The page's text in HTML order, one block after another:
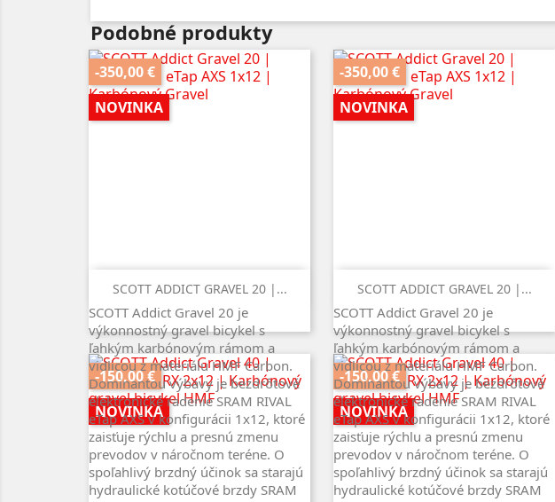
Podobné produkty
-350,00 €
NOVINKA
Rýchly náhľad
SCOTT ADDICT GRAVEL 20 |...
SCOTT Addict Gravel 20 je
výkonnostný gravel bicykel s
ľahkým karbónovým rámom a
vidlicou z materiálu HMF Carbon.
Dominantou výbavy je bezdrôtové
elektronické radenie SRAM RIVAL
eTap AXS v konfigurácii 1x12, ktoré
zaisťuje rýchlu a presnú zmenu
prevodov v náročnom teréne. O
spoľahlivý brzdný účinok sa starajú
hydraulické kotúčové brzdy SRAM
-350,00 €
NOVINKA
Rýchly náhľad
SCOTT ADDICT GRAVEL 20 |...
SCOTT Addict Gravel 20 je
výkonnostný gravel bicykel s
ľahkým karbónovým rámom a
vidlicou z materiálu HMF Carbon.
Dominantou výbavy je bezdrôtové
elektronické radenie SRAM RIVAL
eTap AXS v konfigurácii 1x12, ktoré
zaisťuje rýchlu a presnú zmenu
prevodov v náročnom teréne. O
spoľahlivý brzdný účinok sa starajú
hydraulické kotúčové brzdy SRAM
-150,00 €
NOVINKA
-150,00 €
NOVINKA